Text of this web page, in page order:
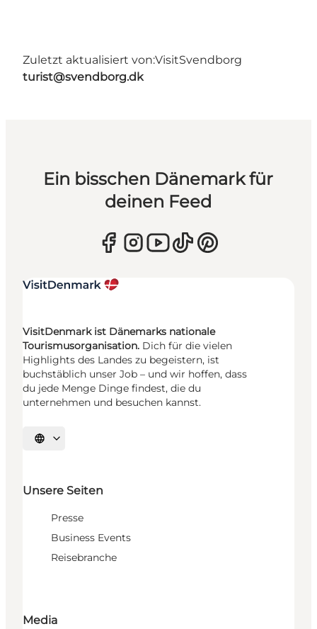
Zuletzt aktualisiert von:VisitSvendborg
turist@svendborg.dk
Ein bisschen Dänemark für
deinen Feed
VisitDenmark ist Dänemarks nationale
Tourismusorganisation. Dich für die vielen
Highlights des Landes zu begeistern, ist
buchstäblich unser Job – und wir hoffen, dass
du jede Menge Dinge findest, die du
unternehmen und besuchen kannst.
Sprache auswählen
Unsere Seiten
Presse
Business Events
Reisebranche
Media